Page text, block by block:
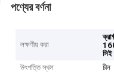
পণ্যের বর্ণনা
লক্ষণীয় করা
সিই
উৎপত্তি স্থল
চীন